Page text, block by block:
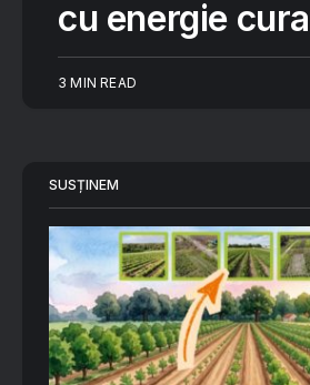
cu energie
3 MIN READ
SUSȚINEM